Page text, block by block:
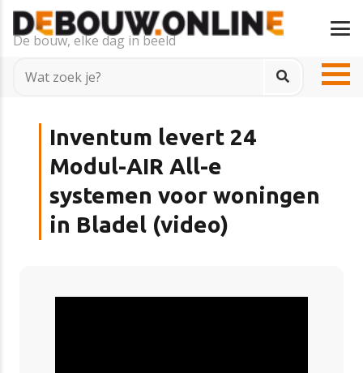
De bouw, elke dag in beeld
Inventum levert 24
Modul-AIR All-e
systemen voor woningen
in Bladel (video)